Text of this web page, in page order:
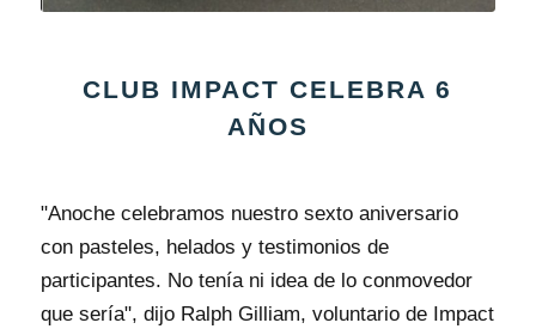
CLUB IMPACT CELEBRA 6
AÑOS
"Anoche celebramos nuestro sexto aniversario
con pasteles, helados y testimonios de
participantes. No tenía ni idea de lo conmovedor
que sería", dijo Ralph Gilliam, voluntario de Impact